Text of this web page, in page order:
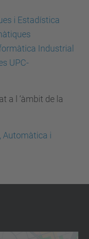
i Estadística
Industrial
UPC-
a l ‘àmbit de la
Automàtica i